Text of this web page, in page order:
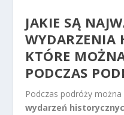
JAKIE SĄ
WYDARZENIA
KTÓRE
PODCZAS
Podczas podróży
wydarzeń